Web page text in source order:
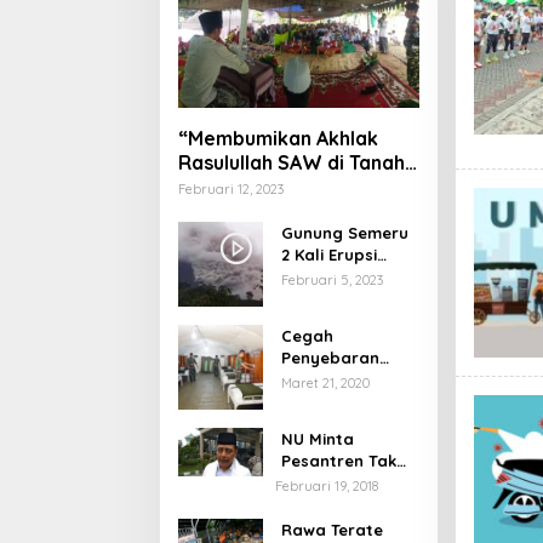
“Membumikan Akhlak
Rasulullah SAW di Tanah
Nusantara”
Februari 12, 2023
Gunung Semeru
2 Kali Erupsi
dengan Tinggi
Februari 5, 2023
Cegah
Penyebaran
Virus Corona,
Pelayanan
Maret 21, 2020
NU Minta
Pesantren Tak
Terprovokasi
Februari 19, 2018
Rawa Terate